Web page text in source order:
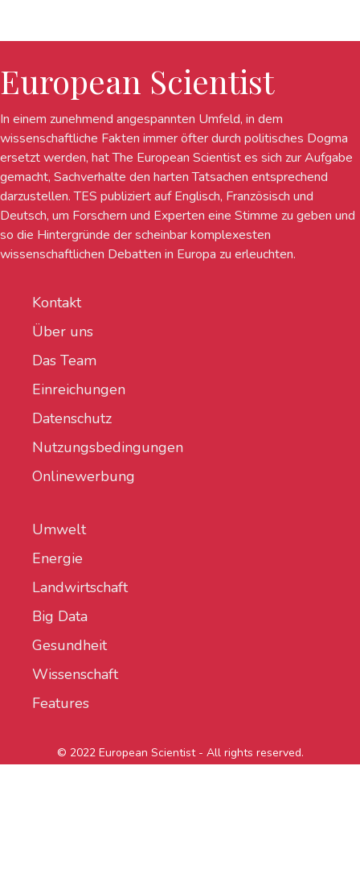
European Scientist
In einem zunehmend angespannten Umfeld, in dem
wissenschaftliche Fakten immer öfter durch politisches Dogma
ersetzt werden, hat The European Scientist es sich zur Aufgabe
gemacht, Sachverhalte den harten Tatsachen entsprechend
darzustellen. TES publiziert auf Englisch, Französisch und
Deutsch, um Forschern und Experten eine Stimme zu geben und
so die Hintergründe der scheinbar komplexesten
wissenschaftlichen Debatten in Europa zu erleuchten.
Kontakt
Über uns
Das Team
Einreichungen
Datenschutz
Nutzungsbedingungen
Onlinewerbung
Umwelt
Energie
Landwirtschaft
Big Data
Gesundheit
Wissenschaft
Features
© 2022 European Scientist - All rights reserved.